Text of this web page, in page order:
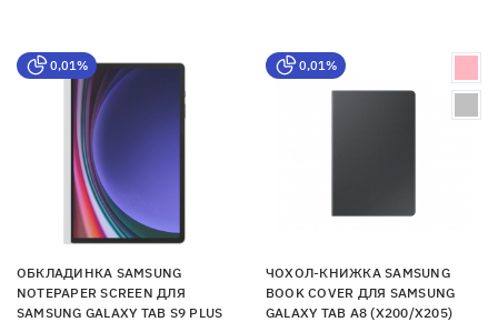
0,01%
ОБКЛАДИНКА SAMSUNG
NOTEPAPER SCREEN ДЛЯ
SAMSUNG GALAXY TAB S9 PLUS
0,01%
ЧОХОЛ-КНИЖКА SAMSUNG
BOOK COVER ДЛЯ SAMSUNG
GALAXY TAB A8 (X200/X205)